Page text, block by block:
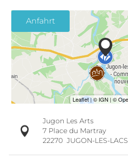
Anfahrt
Jugon Les Arts
7 Place du Martray
22270 JUGON-LES-LACS